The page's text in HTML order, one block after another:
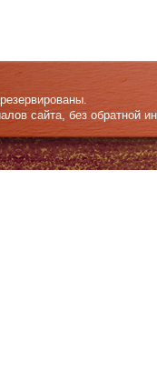
сайта, без обратной